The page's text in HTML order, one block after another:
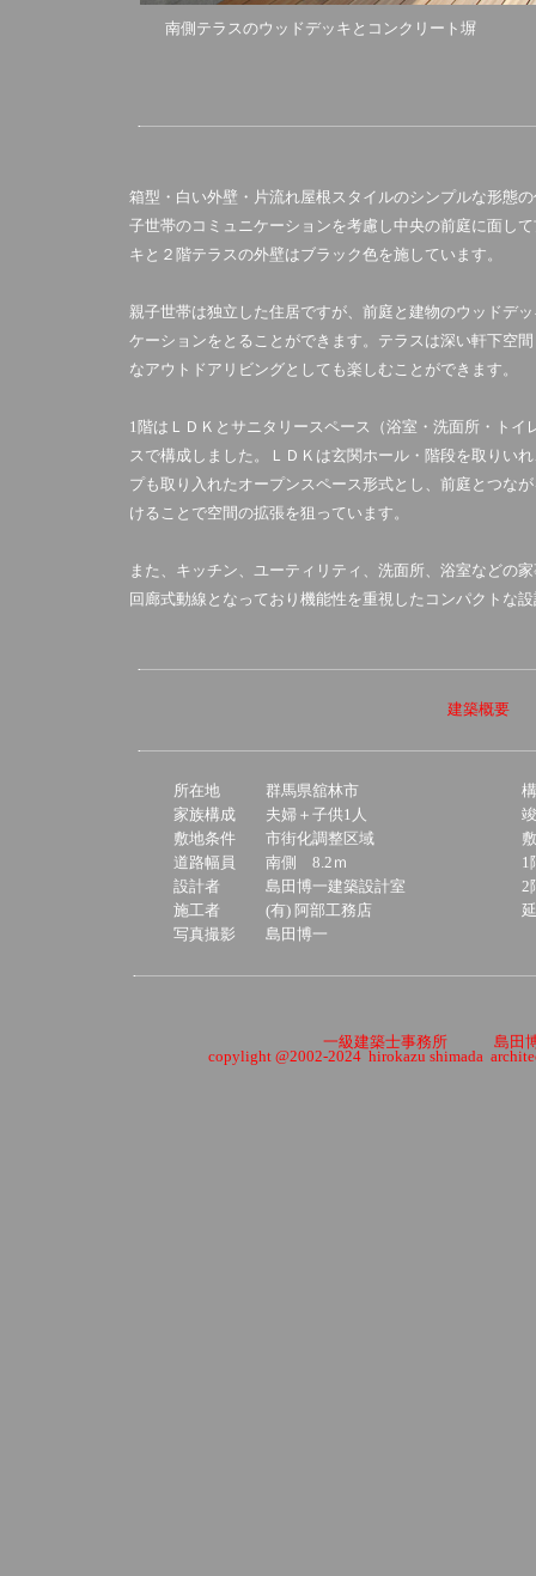
南側テラスのウッドデッキとコンクリート
箱型・白い外壁・片流れ屋根スタイルのシンプルな形態
子世帯のコミュニケーションを考慮し中央の前庭に面し
キと２階テラスの外壁はブラック色を施しています。
親子世帯は独立した住居ですが、前庭と建物のウッドデ
ケーションをとることができます。テラスは深い軒下空
なアウトドアリビングとしても楽しむことができます。
1階はＬＤＫとサニタリースペース（浴室・洗面所・ト
スで構成しました。ＬＤＫは玄関ホール・階段を取りい
プも取り入れたオープンスペース形式とし、前庭とつな
けることで空間の拡張を狙っています。
また、キッチン、ユーティリティ、洗面所、浴室などの
回廊式動線となっており機能性を重視したコンパクトな
建築概要
所在地 群馬県舘林市
家族構成
夫婦＋子供1人
敷地条件
市街化調整区域
道路幅員
南側 8.2ｍ
1
設計者
島田博一建築設計室
2
施工者
(有) 阿部工務店
写真撮影
島田博一
一級建築士事務所 島田
copylight @2002-2024 hirokazu shimada